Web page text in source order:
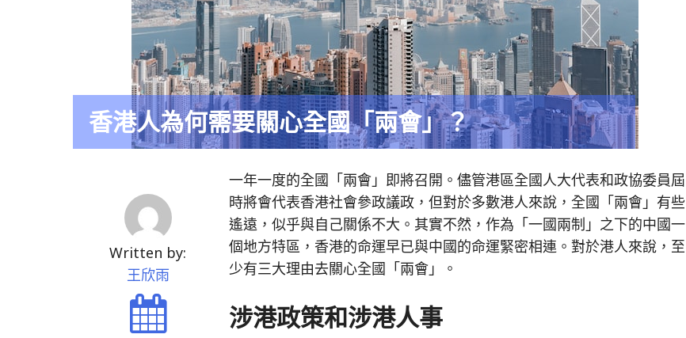
香港人為何需要關心全國「兩會」？
Written by:
王欣雨
一年一度的全國「兩會」即將召開。儘管港區全國人大代表和政協委員屆
時將會代表香港社會參政議政，但對於多數港人來說，全國「兩會」有些
遙遠，似乎與自己關係不大。其實不然，作為「一國兩制」之下的中國一
個地方特區，香港的命運早已與中國的命運緊密相連。對於港人來說，至
少有三大理由去關心全國「兩會」。
涉港政策和涉港人事